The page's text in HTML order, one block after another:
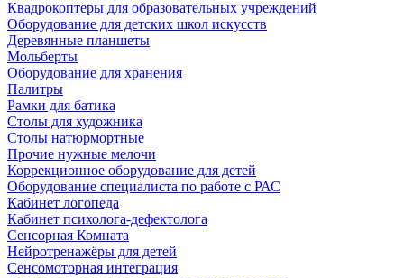
Квадрокоптеры для образовательных учреждений
Оборудование для детских школ искусств
Деревянные планшеты
Мольберты
Оборудование для хранения
Палитры
Рамки для батика
Столы для художника
Столы натюрмортные
Прочие нужные мелочи
Коррекционное оборудование для детей
Оборудование специалиста по работе с РАС
Кабинет логопеда
Кабинет психолога-дефектолога
Сенсорная Комната
Нейротренажёры для детей
Сенсомоторная интеграция